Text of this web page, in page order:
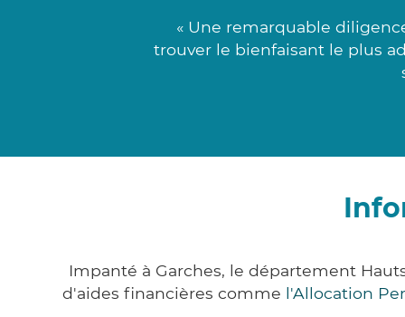
« Une remarquable
trouver le bienfaisant le plus
Impanté à Garches, le département
d'aides financières comme l'Allocation